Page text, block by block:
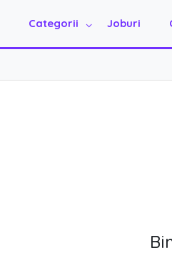
Categorii Joburi